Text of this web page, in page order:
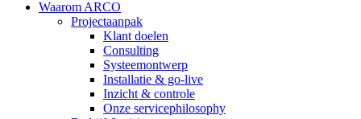
Waarom ARCO
Projectaanpak
Klant doelen
Consulting
Systeemontwerp
Installatie & go-live
Inzicht & controle
Onze servicephilosophy